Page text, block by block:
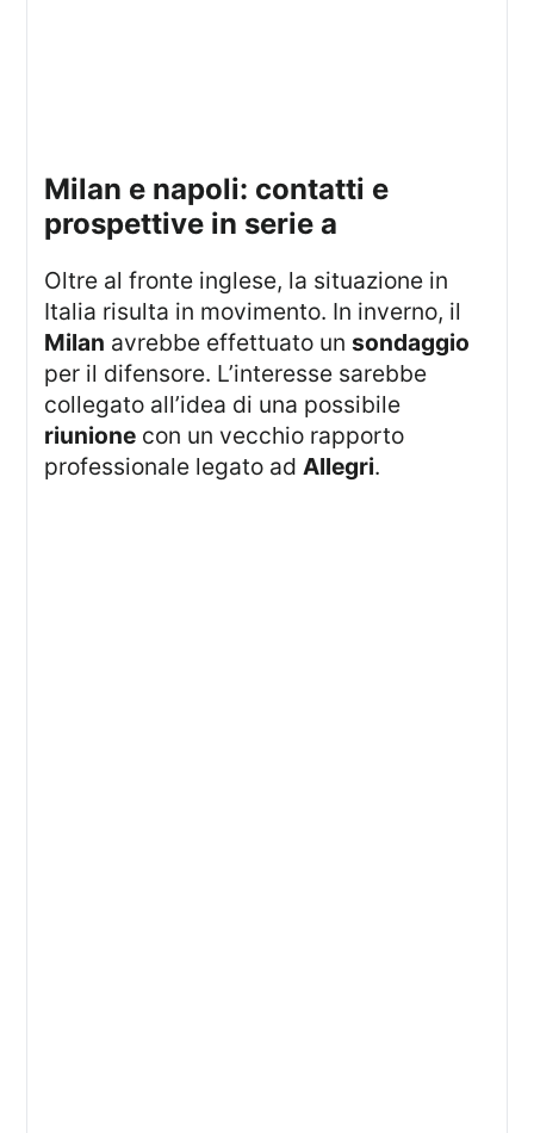
milan e napoli: contatti e
prospettive in serie a
Oltre al fronte inglese, la situazione in
Italia risulta in movimento. In inverno, il
Milan avrebbe effettuato unsondaggio
per il difensore. L’interesse sarebbe
collegato all’idea di una possibile
riunione con un vecchio rapporto
professionale legato adAllegri.